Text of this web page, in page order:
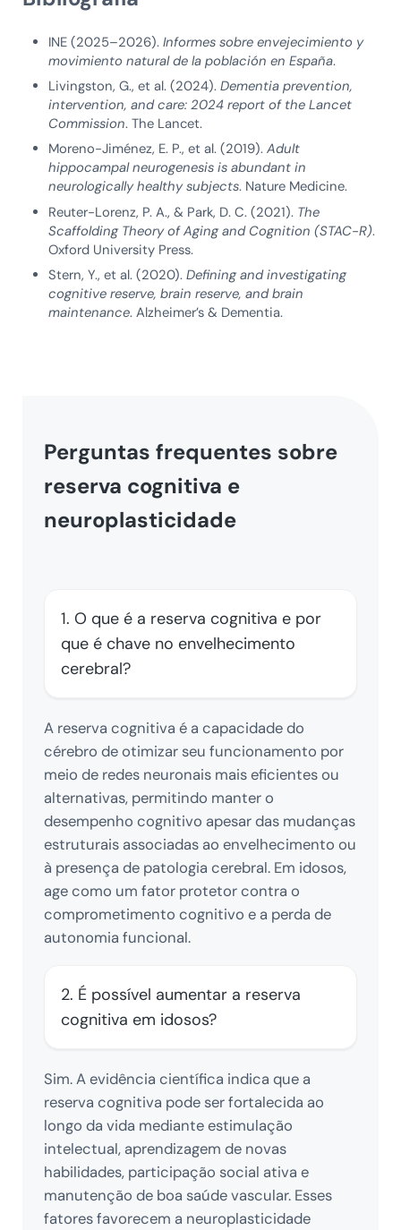
INE (2025–2026).Informes sobre envejecimiento y
movimiento natural de la población en España.
Livingston, G., et al. (2024).Dementia prevention,
intervention, and care: 2024 report of the Lancet
Commission. The Lancet.
Moreno-Jiménez, E. P., et al. (2019).Adult
hippocampal neurogenesis is abundant in
neurologically healthy subjects. Nature Medicine.
Reuter-Lorenz, P. A., & Park, D. C. (2021). The
Scaffolding Theory of Aging and Cognition (STAC-R).
Oxford University Press.
Stern, Y., et al. (2020).Defining and investigating
cognitive reserve, brain reserve, and brain
maintenance. Alzheimer’s & Dementia.
Perguntas frequentes sobre
reserva cognitiva e
neuroplasticidade
1. O que é a reserva cognitiva e por
que é chave no envelhecimento
cerebral?
A reserva cognitiva é a capacidade do
cérebro de otimizar seu funcionamento por
meio de redes neuronais mais eficientes ou
alternativas, permitindo manter o
desempenho cognitivo apesar das mudanças
estruturais associadas ao envelhecimento ou
à presença de patologia cerebral. Em idosos,
age como um fator protetor contra o
comprometimento cognitivo e a perda de
autonomia funcional.
2. É possível aumentar a reserva
cognitiva em idosos?
Sim. A evidência científica indica que a
reserva cognitiva pode ser fortalecida ao
longo da vida mediante estimulação
intelectual, aprendizagem de novas
habilidades, participação social ativa e
manutenção de boa saúde vascular. Esses
fatores favorecem a neuroplasticidade